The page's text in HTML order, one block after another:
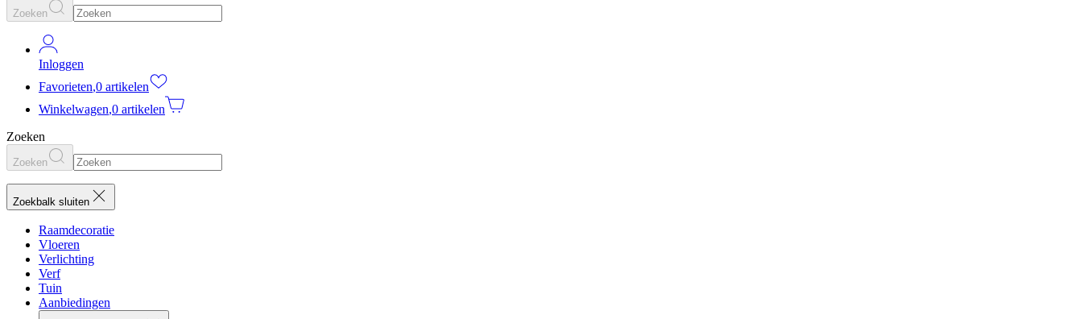
Zoeken
Inloggen
Favorieten,0 artikelen
Winkelwagen,0 artikelen
Zoeken
Zoeken
Zoekbalk sluiten
Raamdecoratie
Vloeren
Verlichting
Verf
Tuin
Aanbiedingen